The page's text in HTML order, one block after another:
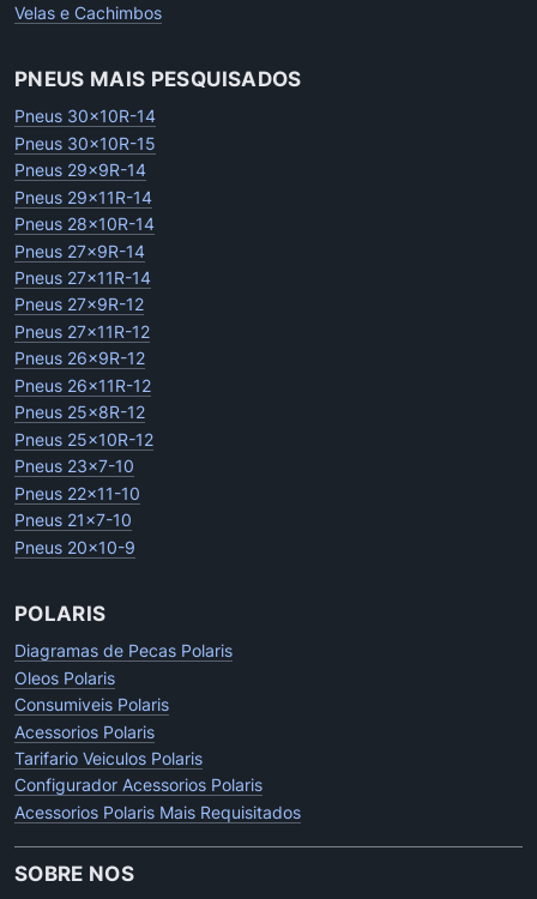
Velas e Cachimbos
PNEUS MAIS PESQUISADOS
Pneus 30x10R-14
Pneus 30x10R-15
Pneus 29x9R-14
Pneus 29x11R-14
Pneus 28x10R-14
Pneus 27x9R-14
Pneus 27x11R-14
Pneus 27x9R-12
Pneus 27x11R-12
Pneus 26x9R-12
Pneus 26x11R-12
Pneus 25x8R-12
Pneus 25x10R-12
Pneus 23x7-10
Pneus 22x11-10
Pneus 21x7-10
Pneus 20x10-9
POLARIS
Diagramas de Pecas Polaris
Oleos Polaris
Consumiveis Polaris
Acessorios Polaris
Tarifario Veiculos Polaris
Configurador Acessorios Polaris
Acessorios Polaris Mais Requisitados
SOBRE NOS